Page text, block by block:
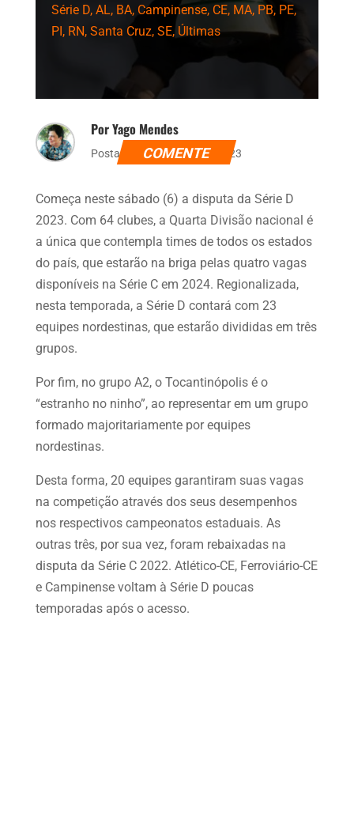
Série D, AL, BA, Campinense, CE, MA, PB, PE,
PI, RN, Santa Cruz, SE, Últimas
Por Yago Mendes
Postado dia 6 de maio de 2023
COMENTE
Começa neste sábado (6) a disputa da Série D
2023. Com 64 clubes, a Quarta Divisão nacional é
a única que contempla times de todos os estados
do país, que estarão na briga pelas quatro vagas
disponíveis na Série C em 2024. Regionalizada,
nesta temporada, a Série D contará com 23
equipes nordestinas, que estarão divididas em três
grupos.
Por fim, no grupo A2, o Tocantinópolis é o
“estranho no ninho”, ao representar em um grupo
formado majoritariamente por equipes
nordestinas.
Desta forma, 20 equipes garantiram suas vagas
na competição através dos seus desempenhos
nos respectivos campeonatos estaduais. As
outras três, por sua vez, foram rebaixadas na
disputa da Série C 2022. Atlético-CE, Ferroviário-CE
e Campinense voltam à Série D poucas
temporadas após o acesso.